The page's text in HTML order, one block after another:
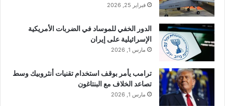
فبراير 25, 2026
الدور الخفي للموساد في الضربات الأمريكية
الإسرائيلية على إيران
مارس 1, 2026
ترامب يأمر بوقف استخدام تقنيات أنثروبيك وسط
تصاعد الخلاف مع البنتاغون
مارس 1, 2026